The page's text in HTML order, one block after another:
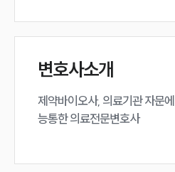
변호사소개
제약바이오사, 의료기관 자문에
능통한 의료전문변호사